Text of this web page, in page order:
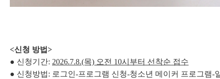
<신청 방법>
● 신청기간: 2026.7.8.(목) 오전 10시부터 선착순 접수
● 신청방법: 로그인-프로그램 신청-청소년 메이커 프로그램-